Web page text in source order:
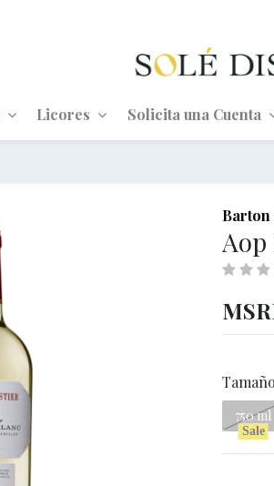
Licores Solicita una Cuenta
Tamaño
750 ml
Sale